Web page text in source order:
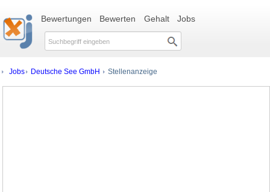
Bewertungen Bewerten Gehalt Jobs
Jobs Deutsche See GmbH Stellenanzeige